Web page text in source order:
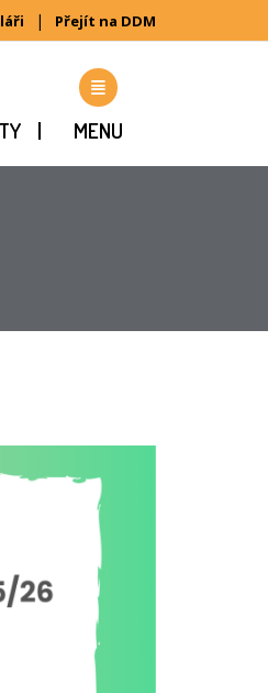
| Přejít na DDM
MENU